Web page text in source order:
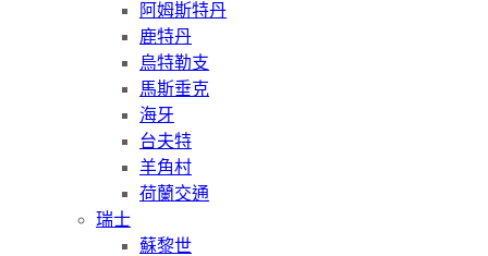
阿姆斯特丹
鹿特丹
烏特勒支
馬斯垂克
海牙
台夫特
羊角村
荷蘭交通
瑞士
蘇黎世